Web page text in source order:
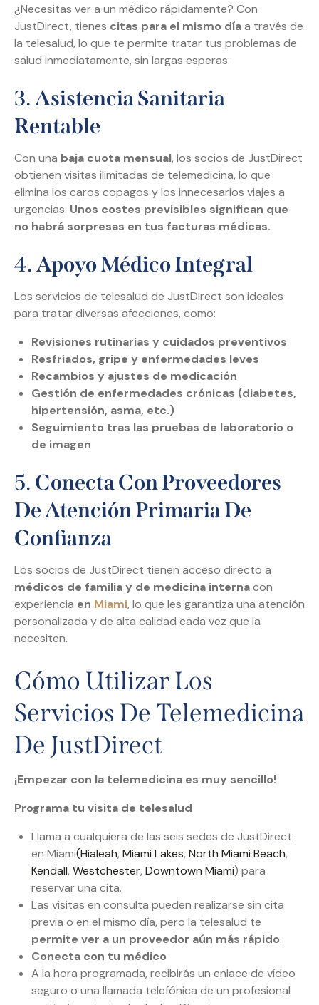
¿Necesitas ver a un médico rápidamente? Con
JustDirect, tienes citas para el mismo díaa través de
la telesalud, lo que te permite tratar tus problemas de
salud inmediatamente, sin largas esperas.
3.Asistencia Sanitaria
Rentable
Con una baja cuota mensual, los socios de JustDirect
obtienen visitas ilimitadas de telemedicina, lo que
elimina los caros copagos y los innecesarios viajes a
urgencias. Unos costes previsibles significan que
no habrá sorpresas en tus facturas médicas.
4.Apoyo Médico Integral
Los servicios de telesalud de JustDirect son ideales
para tratar diversas afecciones, como:
Revisiones rutinarias y cuidados preventivos
Resfriados, gripe y enfermedades leves
Recambios y ajustes de medicación
Gestión de enfermedades crónicas (diabetes,
hipertensión, asma, etc.)
Seguimiento tras las pruebas de laboratorio o
de imagen
5. Conecta Con Proveedores
De Atención Primaria De
Confianza
Los socios de JustDirect tienen acceso directo a
médicos de familia y de medicina internacon
experiencia en Miami, lo que les garantiza una atención
personalizada y de alta calidad cada vez que la
necesiten.
Cómo Utilizar Los
Servicios De Telemedicina
De JustDirect
¡Empezar con la telemedicina es muy sencillo!
Programa tu visita de telesalud
Llama a cualquiera de las seis sedes de JustDirect
en Miami(Hialeah, Miami Lakes, North Miami Beach,
Kendall, Westchester, Downtown Miami) para
reservar una cita.
Las visitas en consulta pueden realizarse sin cita
previa o en el mismo día, pero la telesalud te
permite ver a un proveedor aún más rápido.
Conecta con tu médico
A la hora programada, recibirás un enlace de vídeo
seguro o una llamada telefónica de un profesional